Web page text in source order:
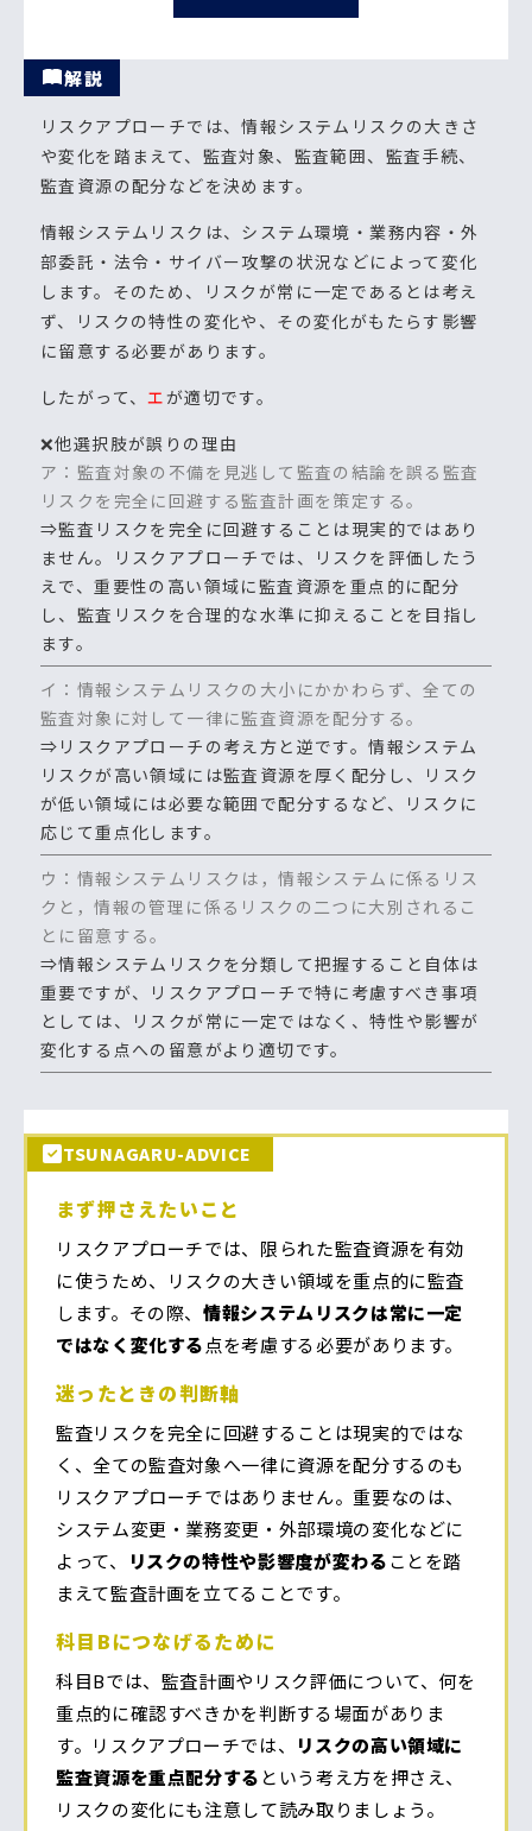
解説
リスクアプローチでは、情報システムリスクの大きさ
や変化を踏まえて、監査対象、監査範囲、監査手続、
監査資源の配分などを決めます。
情報システムリスクは、システム環境・業務内容・外
部委託・法令・サイバー攻撃の状況などによって変化
します。そのため、リスクが常に一定であるとは考え
ず、リスクの特性の変化や、その変化がもたらす影響
に留意する必要があります。
したがって、エが適切です。
❌他選択肢が誤りの理由
ア：監査対象の不備を見逃して監査の結論を誤る監査
リスクを完全に回避する監査計画を策定する。
⇒監査リスクを完全に回避することは現実的ではあり
ません。リスクアプローチでは、リスクを評価したう
えで、重要性の高い領域に監査資源を重点的に配分
し、監査リスクを合理的な水準に抑えることを目指し
ます。
イ：情報システムリスクの大小にかかわらず、全ての
監査対象に対して一律に監査資源を配分する。
⇒リスクアプローチの考え方と逆です。情報システム
リスクが高い領域には監査資源を厚く配分し、リスク
が低い領域には必要な範囲で配分するなど、リスクに
応じて重点化します。
ウ：情報システムリスクは，情報システムに係るリス
クと，情報の管理に係るリスクの二つに大別されるこ
とに留意する。
⇒情報システムリスクを分類して把握すること自体は
重要ですが、リスクアプローチで特に考慮すべき事項
としては、リスクが常に一定ではなく、特性や影響が
変化する点への留意がより適切です。
TSUNAGARU-ADVICE
まず押さえたいこと
リスクアプローチでは、限られた監査資源を有効
に使うため、リスクの大きい領域を重点的に監査
します。その際、情報システムリスクは常に一定
ではなく変化する点を考慮する必要があります。
迷ったときの判断軸
監査リスクを完全に回避することは現実的ではな
く、全ての監査対象へ一律に資源を配分するのも
リスクアプローチではありません。重要なのは、
システム変更・業務変更・外部環境の変化などに
よって、
リスクの特性や影響度が変わることを踏
まえて監査計画を立てることです。
科目Bにつなげるために
科目Bでは、監査計画やリスク評価について、何を
重点的に確認すべきかを判断する場面がありま
す。リスクアプローチでは、
リスクの高い領域に
監査資源を重点配分する という考え方を押さえ、
リスクの変化にも注意して読み取りましょう。